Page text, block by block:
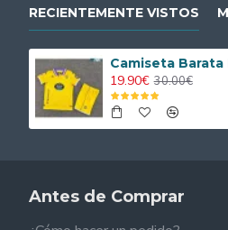
RECIENTEMENTE VISTOS
19.90€ 30.00€
Antes de Comprar